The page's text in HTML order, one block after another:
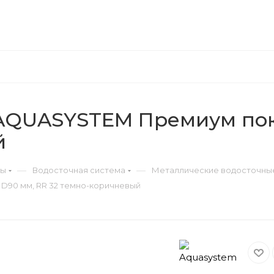
Премиум
— Водосточная система —
Металлические
мм, RR 32 темно-коричневый